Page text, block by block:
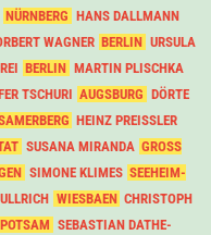
NÜRNBERG HANS DALLMANN
WAGNER BERLIN URSULA
BERLIN MARTIN PLISCHKA
TSCHURI AUGSBURG DÖRTE
HEINZ PREISSLER
SUSANA MIRANDA GROSS U
SIMONE KLIMES SEEHEIM-
WIESBAEN CHRISTOPH
POTSAM SEBASTIAN DATHE-